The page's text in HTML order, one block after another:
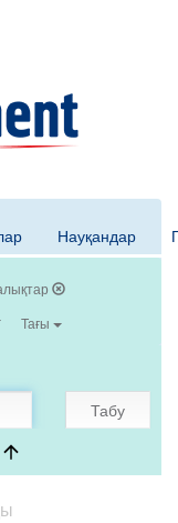
Науқандар
Тағы
Табу